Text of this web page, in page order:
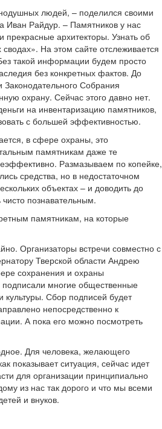
людей, – поделился своими
Иван Райдур. – Памятников у нас
прекрасные архитекторы. Узнать об
На этом сайте отслеживается
такой информации будем просто
без конкретных фактов. До
Законодательного Собрания
охрану. Сейчас этого давно нет.
на инвентаризацию памятников,
с большей эффективностью.
в сфере охраны, это
памятникам даже те
Размазываем по копейке,
средства, но в недостаточном
объектах – и доводить до
познавательным.
памятникам, на которые
Организаторы встречи совместно с
Тверской области Андрею
сохранения и охраны
подписали многие общественные
культуры. Сбор подписей будет
непосредственно к
А пока его можно посмотреть
Для человека, желающего
показывает ситуация, сейчас идет
для организации принципиально
из нас так дорого и что мы всеми
и внуков.